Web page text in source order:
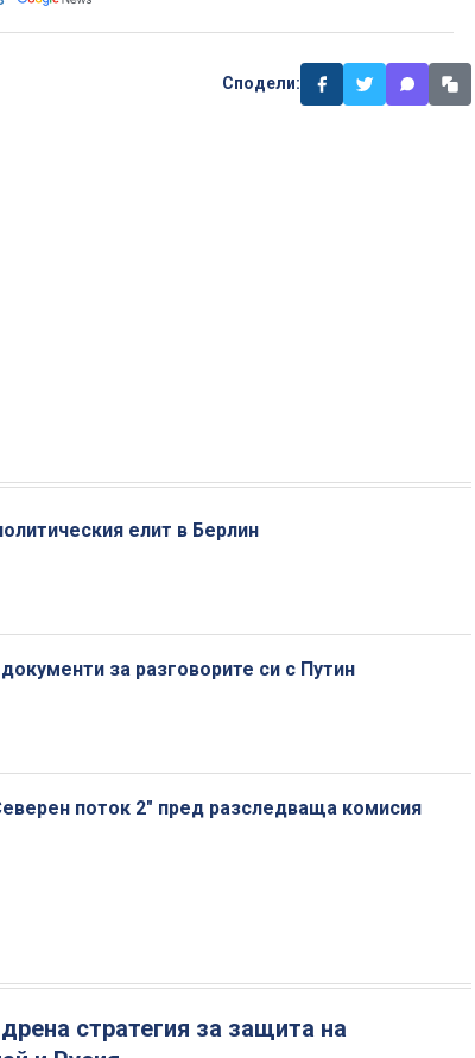
Сподели:
елит в Берлин
за разговорите си с Путин
поток 2" пред разследваща комисия
стратегия за защита на